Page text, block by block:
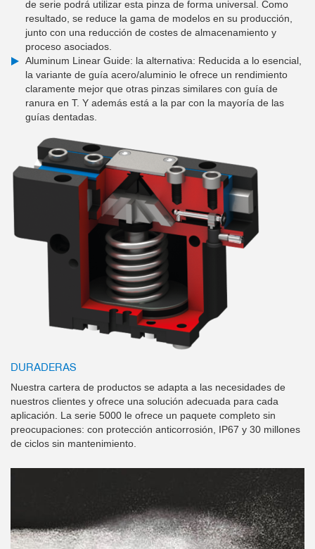
de serie podrá utilizar esta pinza de forma universal. Como
resultado, se reduce la gama de modelos en su producción,
junto con una reducción de costes de almacenamiento y
proceso asociados.
Aluminum Linear Guide: la alternativa: Reducida a lo esencial,
la variante de guía acero/aluminio le ofrece un rendimiento
claramente mejor que otras pinzas similares con guía de
ranura en T. Y además está a la par con la mayoría de las
guías dentadas.
DURADERAS
Nuestra cartera de productos se adapta a las necesidades de
nuestros clientes y ofrece una solución adecuada para cada
aplicación. La serie 5000 le ofrece un paquete completo sin
preocupaciones: con protección anticorrosión, IP67 y 30 millones
de ciclos sin mantenimiento.